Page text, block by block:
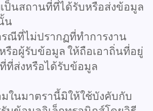
ป็นสถานที่ที่ได้รับหรือส่งข้อมูล
น
ณีที่ไม่ปรากฏที่ทำการงาน
รือผู้รับข้อมูล ให้ถือเอาถิ่นที่อยู่
ที่ส่งหรือได้รับข้อมูล
ในมาตรานี้มิให้ใช้บังคับกับ